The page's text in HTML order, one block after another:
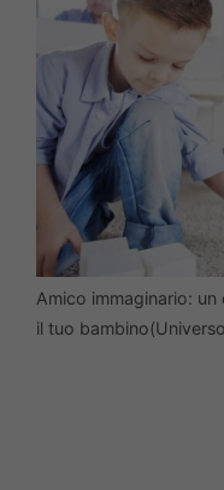
Amico immaginario:
il tuo